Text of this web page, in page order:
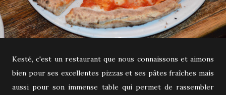
Kesté, c'est un restaurant que nous connaissons et aimons
bien pour ses excellentes pizzas et ses pâtes fraîches mais
aussi pour son immense table qui permet de rassembler